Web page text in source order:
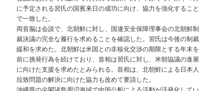
に予定される習氏の国賓来日の成功に向け、協力を強化すること
で一致した。
両首脳は会談で、北朝鮮に対し、国連安全保障理事会の北朝鮮制
裁決議の完全な履行を求めることを確認した。習氏は今後の制裁
緩和を求めた。北朝鮮は米国との非核化交渉の期限とする年末を
前に挑発行為を続けており、首相は習氏に対し、米朝協議の進展
に向けた支援を求めたとみられる。首相は、北朝鮮による日本人
拉致問題の解決に向けた協力も改めて要請した。